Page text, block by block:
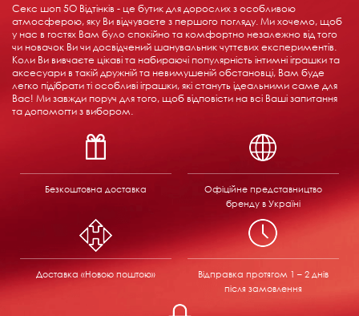
Секс шоп 5О Відтінків - це бутик для дорослих з особливою
атмосферою, яку Ви відчуваєте з першого погляду. Ми хочемо, щоб
у нас в гостях Вам було спокійно та комфортно незалежно від того
чи новачок Ви чи досвідчений шанувальник чуттєвих експериментів.
Коли Ви вивчаєте цікаві та набираючі популярність інтимні іграшки та
аксесуари в такій дружній та невимушеній обстановці, Вам буде
легко підібрати ті особливі іграшки, які стануть ідеальними саме для
Вас! Ми завжди поруч для того, щоб відповісти на всі Ваші запитання
та допомогти з вибором.
Безкоштовна доставка
Офіційне представництво
бренду в Україні
Доставка «Новою поштою» Відправка протягом 1 – 2 днів
після замовлення